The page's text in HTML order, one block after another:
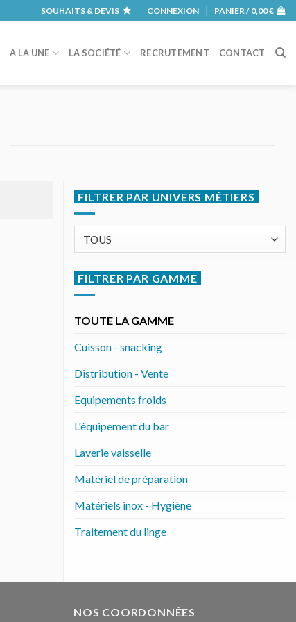
SOUHAITS & DEVIS CONNEXION PANIER / 0,00€
A LA UNE LA SOCIÉTÉ RECRUTEMENT CONTACT
FILTRER PAR UNIVERS MÉTIERS
FILTRER PAR GAMME
TOUTE LA GAMME
Cuisson - snacking
Distribution - Vente
Equipements froids
L'équipement du bar
Laverie vaisselle
Matériel de préparation
Matériels inox - Hygiène
Traitement du linge
NOS COORDONNÉES